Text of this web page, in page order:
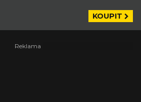
KOUPIT